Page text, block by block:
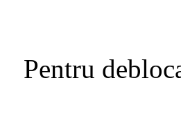
Pentru